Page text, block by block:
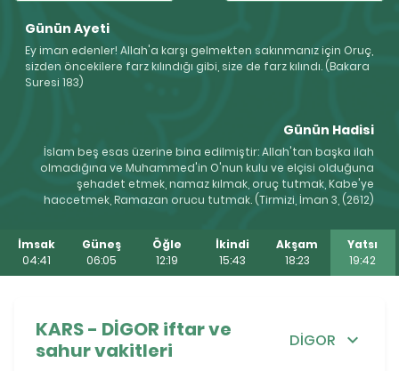
Günün Ayeti
Ey iman edenler! Allah'a karşı gelmekten sakınmanız için Oruç,
sizden öncekilere farz kılındığı gibi, size de farz kılındı. (Bakara
Suresi 183)
Günün Hadisi
İslam beş esas üzerine bina edilmiştir: Allah'tan başka ilah
olmadığına ve Muhammed'in O'nun kulu ve elçisi olduğuna
şehadet etmek, namaz kılmak, oruç tutmak, Kabe'ye
haccetmek, Ramazan orucu tutmak. (Tirmizi, İman 3, (2612)
İmsak
04:41
Güneş
06:05
Öğle
12:19
İkindi
15:43
Akşam
18:23
Yatsı
19:42
KARS - DİGOR iftar ve
sahur vakitleri
DİGOR